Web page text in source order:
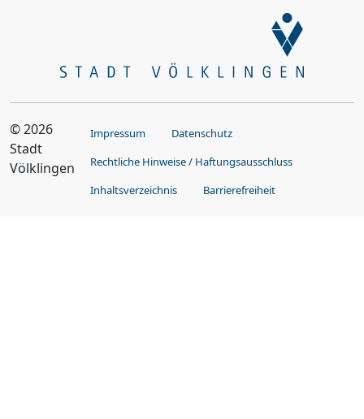
© 2026
Stadt
Völklingen
Impressum
Datenschutz
Rechtliche Hinweise / Haftungsausschluss
Inhaltsverzeichnis
Barrierefreiheit